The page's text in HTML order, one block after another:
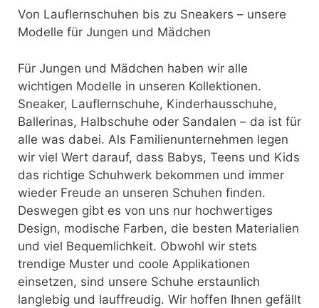
Von Lauflernschuhen bis zu Sneakers – unsere
Modelle für Jungen und Mädchen
Für Jungen und Mädchen haben wir alle
wichtigen Modelle in unseren Kollektionen.
Sneaker, Lauflernschuhe, Kinderhausschuhe,
Ballerinas, Halbschuhe oder Sandalen – da ist für
alle was dabei. Als Familienunternehmen legen
wir viel Wert darauf, dass Babys, Teens und Kids
das richtige Schuhwerk bekommen und immer
wieder Freude an unseren Schuhen finden.
Deswegen gibt es von uns nur hochwertiges
Design, modische Farben, die besten Materialien
und viel Bequemlichkeit. Obwohl wir stets
trendige Muster und coole Applikationen
einsetzen, sind unsere Schuhe erstaunlich
langlebig und lauffreudig. Wir hoffen Ihnen gefällt